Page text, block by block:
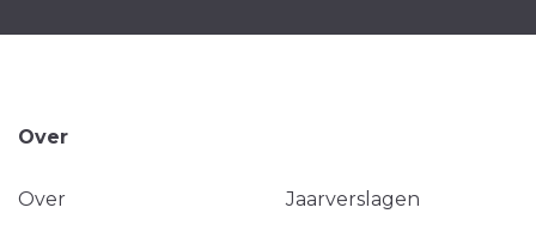
Over
Over Jaarverslagen